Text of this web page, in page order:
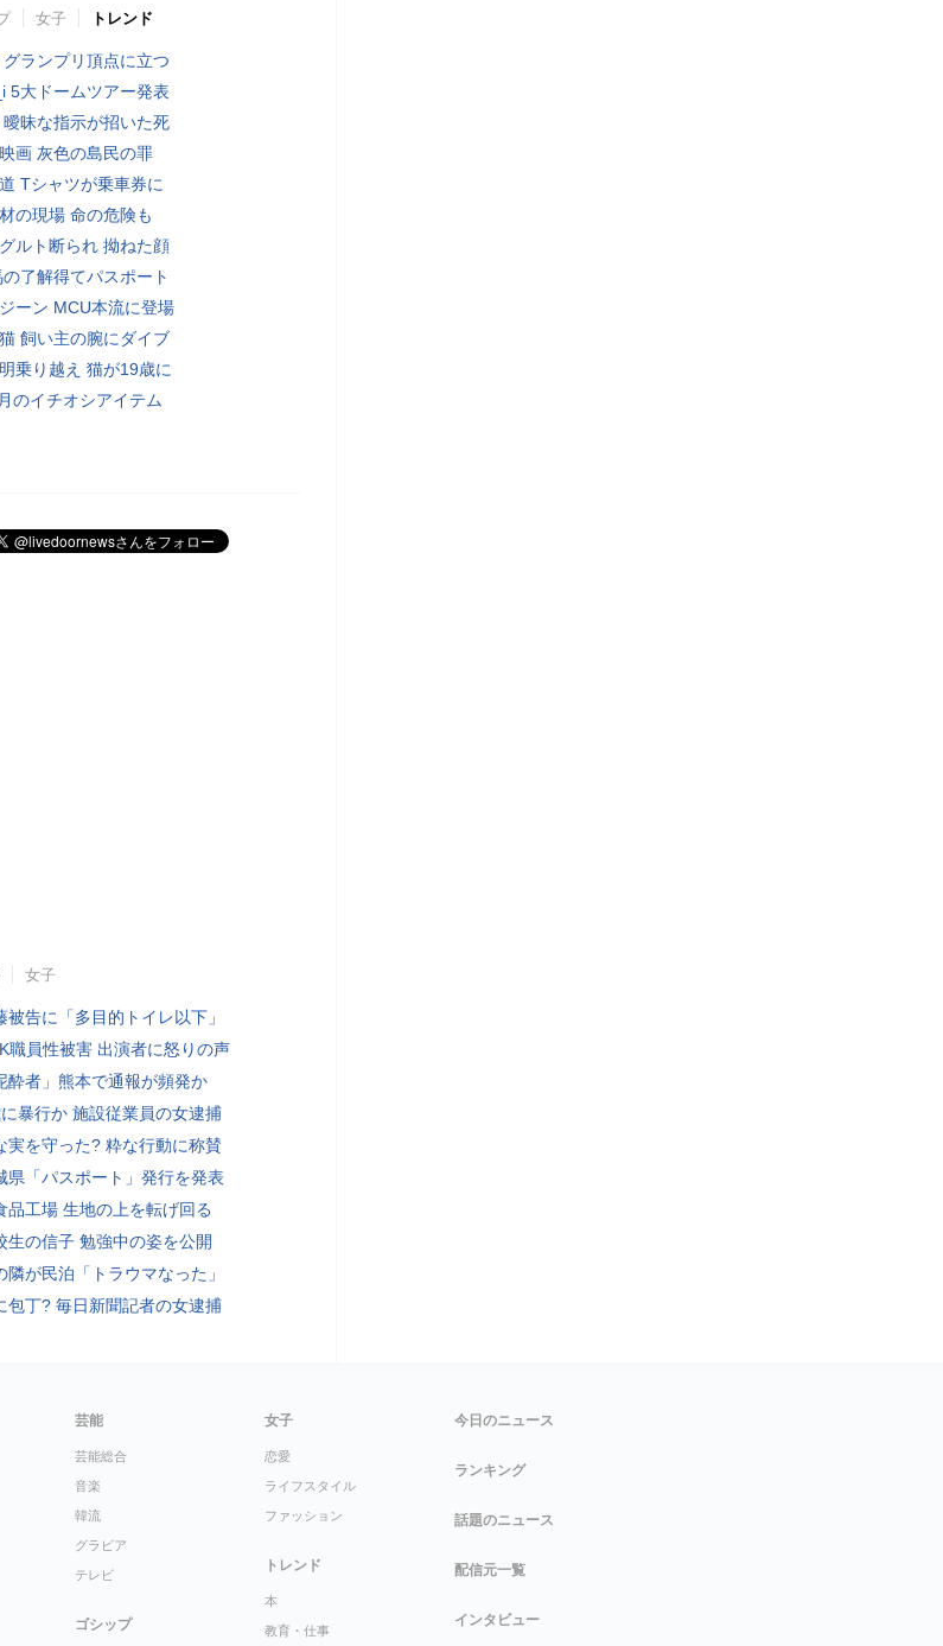
女子 トレンド
ランプリ頂点に立つ
5大ドームツアー発表
昧な指示が招いた死
画 灰色の島民の罪
Tシャツが乗車券に
の現場 命の危険も
ルト断られ 拗ねた顔
了解得てパスポート
ーン MCU本流に登場
飼い主の腕にダイブ
乗り越え 猫が19歳に
のイチオシアイテム
女子
被告に「多目的トイレ以下」
職員性被害 出演者に怒りの声
酔者」熊本で通報が頻発か
暴行か 施設従業員の女逮捕
実を守った? 粋な行動に称賛
県「パスポート」発行を発表
品工場 生地の上を転げ回る
生の信子 勉強中の姿を公開
隣が民泊「トラウマなった」
包丁? 毎日新聞記者の女逮捕
芸能
芸能総合
音楽
韓流
グラビア
テレビ
ゴシップ
女子
恋愛
ライフスタイル
ファッション
トレンド
本
教育・仕事
今日のニュース
ランキング
話題のニュース
配信元一覧
インタビュー